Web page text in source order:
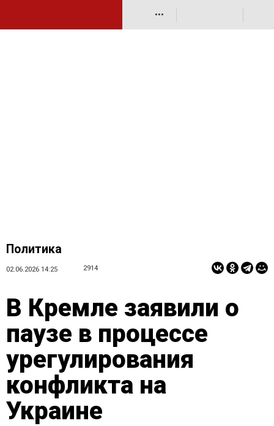
•••
Политика
02.06.2026 14:25 2914
В Кремле заявили о
паузе в процессе
урегулирования
конфликта на
Украине